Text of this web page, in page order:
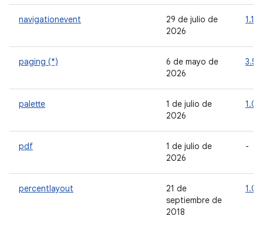
navigationevent
29 de julio de
2026
1.1.2
paging (*)
6 de mayo de
2026
palette
1 de julio de
2026
pdf
1 de julio de
2026
-
percentlayout
21 de
septiembre de
2018